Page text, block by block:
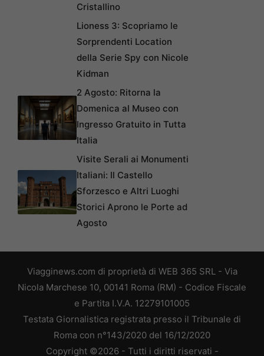
Cristallino
Lioness 3: Scopriamo le
Sorprendenti Location
della Serie Spy con Nicole
Kidman
2 Agosto: Ritorna la
Domenica al Museo con
Ingresso Gratuito in Tutta
Italia
Visite Serali ai Monumenti
Italiani: Il Castello
Sforzesco e Altri Luoghi
Storici Aprono le Porte ad
Agosto
Viagginews.com di proprietà di WEB 365 SRL - Via
Nicola Marchese 10, 00141 Roma (RM) - Codice Fiscale
e Partita I.V.A. 12279101005
Testata Giornalistica registrata presso il Tribunale di
Roma con n°143/2020 del 16/12/2020
Copyright ©2026 - Tutti i diritti riservati -